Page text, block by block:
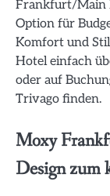
Frankfurt/Main
Option für
Komfort und
Hotel einfach
oder auf
Trivago finden.
Moxy
Design zum